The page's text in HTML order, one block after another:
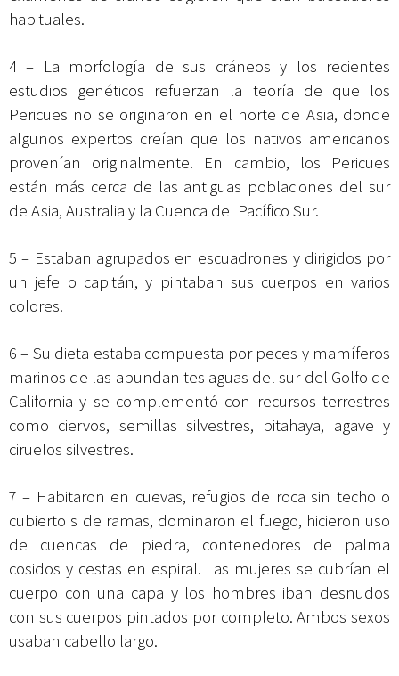
habituales.
4 – La morfología de sus cráneos y los recientes
estudios genéticos refuerzan la teoría de que los
Pericues no se originaron en el norte de Asia, donde
algunos expertos creían que los nativos americanos
provenían originalmente. En cambio, los Pericues
están más cerca de las antiguas poblaciones del sur
de Asia, Australia y la Cuenca del Pacífico Sur.
5 – Estaban agrupados en escuadrones y dirigidos por
un jefe o capitán, y pintaban sus cuerpos en varios
colores.
6 – Su dieta estaba compuesta por peces y mamíferos
marinos de las abundan tes aguas del sur del Golfo de
California y se complementó con recursos terrestres
como ciervos, semillas silvestres, pitahaya, agave y
ciruelos silvestres.
7 – Habitaron en cuevas, refugios de roca sin techo o
cubierto s de ramas, dominaron el fuego, hicieron uso
de cuencas de piedra, contenedores de palma
cosidos y cestas en espiral. Las mujeres se cubrían el
cuerpo con una capa y los hombres iban desnudos
con sus cuerpos pintados por completo. Ambos sexos
usaban cabello largo.